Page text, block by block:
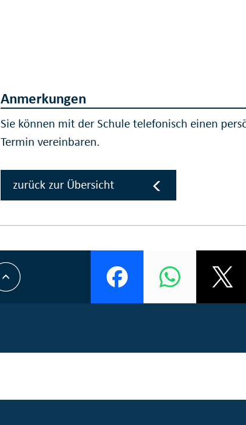
Anmerkungen
Sie können mit der Schule telefonisch einen
Termin vereinbaren.
zurück zur Übersicht